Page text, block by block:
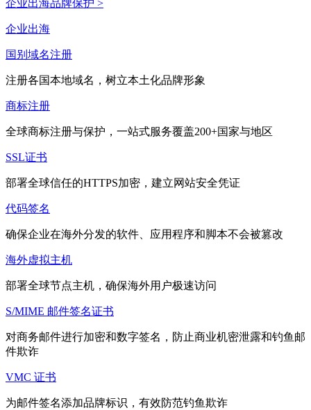
企业出海品牌保护 >
企业出海
国别域名注册
注册各国本地域名，树立本土化品牌形象
商标注册
全球商标注册与保护，一站式服务覆盖200+国家与地区
SSL证书
部署全球信任的HTTPS加密，建立网站安全凭证
代码签名
确保企业在海外分发的软件、应用程序和脚本不会被篡改
海外虚拟主机
部署全球节点主机，确保海外用户极速访问
S/MIME 邮件签名证书
对商务邮件进行加密和数字签名，防止商业机密泄露和钓鱼邮
件欺诈
VMC 证书
为邮件签名添加品牌标识，有效防范钓鱼欺诈